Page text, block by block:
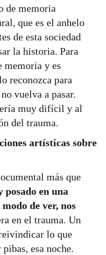
de memoria
que es el anhelo
de esta sociedad
la historia. Para
memoria y es
reconozca para
vuelva a pasar.
muy difícil y al
del trauma.
artísticas sobre
más que
posado en una
de ver, nos
en el trauma. Un
lo que
esa noche.